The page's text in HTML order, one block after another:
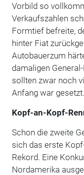
Vorbild so
Verkaufszahlen
Formtief befreite,
hinter Fiat
Autobauerzum
damaligen
sollten zwar noch
Anfang war gesetzt.
Kopf-an-Kopf-
Schon die zweite
sich das erste
Rekord. Eine
Nordamerika